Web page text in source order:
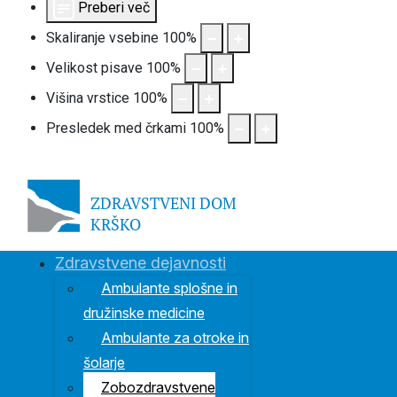
Preberi več
Skaliranje vsebine 100%
Velikost pisave 100%
Višina vrstice 100%
Presledek med črkami 100%
Zdravstvene dejavnosti
Ambulante splošne in
družinske medicine
Ambulante za otroke in
šolarje
Zobozdravstvene